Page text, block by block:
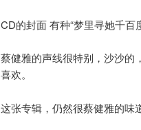
CD的封面 有种“梦里寻她千百
蔡健雅的声线很特别，沙沙的
喜欢。
这张专辑，仍然很蔡健雅的味